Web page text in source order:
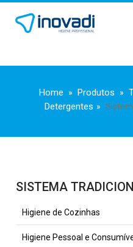
Home Produtos
Detergentes
SISTEMA
Higiene de Cozinhas
Higiene Pessoal e